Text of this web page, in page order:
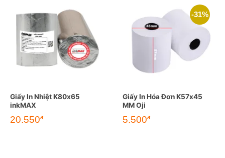
Giấy In Nhiệt K80x65
inkMAX
20.550đ
-31%
Giấy In Hóa Đơn K57x45
MM Oji
Giá
gốc
5.500đGiá